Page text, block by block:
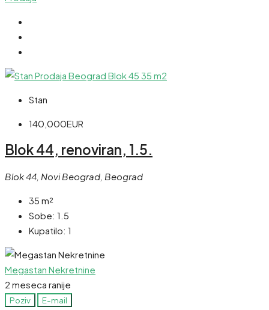
Stan
140,000EUR
Blok 44, renoviran, 1.5.
Blok 44, Novi Beograd, Beograd
35 m²
Sobe: 1.5
Kupatilo: 1
Megastan Nekretnine
2 meseca ranije
Poziv E-mail